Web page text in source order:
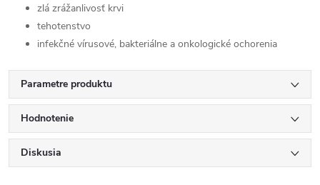
zlá zrážanlivosť krvi
tehotenstvo
infekčné vírusové, bakteriálne a onkologické ochorenia
Parametre produktu
Hodnotenie
Diskusia